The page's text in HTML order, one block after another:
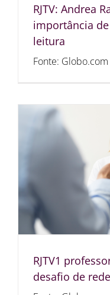
RJTV: Andrea
importância
leitura
Fonte: Globo.com
RJTV1
desafio de